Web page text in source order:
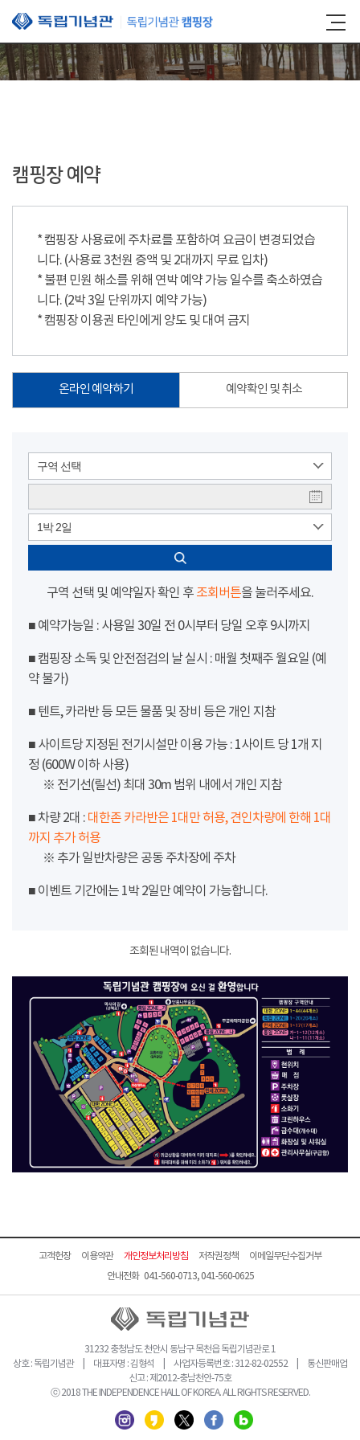
본문 바로가기
캠핑장 예약
* 캠핑장 사용료에 주차료를 포함하여 요금이 변경되었습
니다. (사용료 3천원 증액 및 2대까지 무료 입차)
* 불편 민원 해소를 위해 연박 예약 가능 일수를 축소하였습
니다. (2박 3일 단위까지 예약 가능)
* 캠핑장 이용권 타인에게 양도 및 대여 금지
온라인 예약하기 예약확인 및 취소
구역 선택
1박 2일
구역 선택 및 예약일자 확인 후 조회버튼을 눌러주세요.
■ 예약가능일 : 사용일 30일 전 0시부터 당일 오후 9시까지
■ 캠핑장 소독 및 안전점검의 날 실시 : 매월 첫째주 월요일 (예
약 불가)
■ 텐트, 카라반 등 모든 물품 및 장비 등은 개인 지참
■ 사이트당 지정된 전기시설만 이용 가능 : 1사이트 당 1개 지
정 (600W 이하 사용)
※ 전기선(릴선) 최대 30m 범위 내에서 개인 지참
■ 차량 2대 : 대한존 카라반은 1대만 허용, 견인차량에 한해 1대
까지 추가 허용
※ 추가 일반차량은 공동 주차장에 주차
■ 이벤트 기간에는 1박 2일만 예약이 가능합니다.
조회된 내역이 없습니다.
고객헌장 이용약관 개인정보처리방침 저작권정책
이메일무단수집거부
안내전화 041-560-0713, 041-560-0625
31232 충청남도 천안시 동남구 목천읍 독립기념관로 1
상호 : 독립기념관 | 대표자명 : 김형석 | 사업자등록번호 : 312-82-02552 | 통신판매업
신고 : 제2012-충남천안-75호
ⓒ 2018 THE INDEPENDENCE HALL OF KOREA. ALL RIGHTS RESERVED.